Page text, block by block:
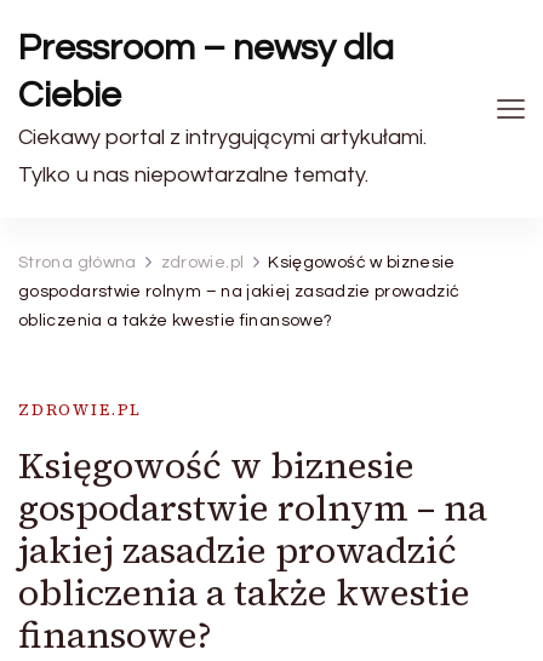
Pressroom – newsy dla
Ciebie
Ciekawy portal z intrygującymi artykułami.
Tylko u nas niepowtarzalne tematy.
Strona główna zdrowie.pl
Księgowość w biznesie
gospodarstwie rolnym – na jakiej zasadzie prowadzić
obliczenia a także kwestie finansowe?
ZDROWIE.PL
Księgowość w biznesie
gospodarstwie rolnym – na
jakiej zasadzie prowadzić
obliczenia a także kwestie
finansowe?